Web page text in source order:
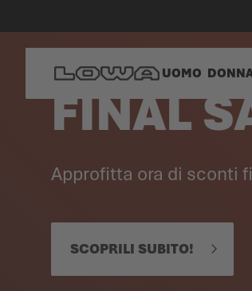
UOMO
FINAL
Approfitta ora di sconti
SCOPRILI SUBITO!